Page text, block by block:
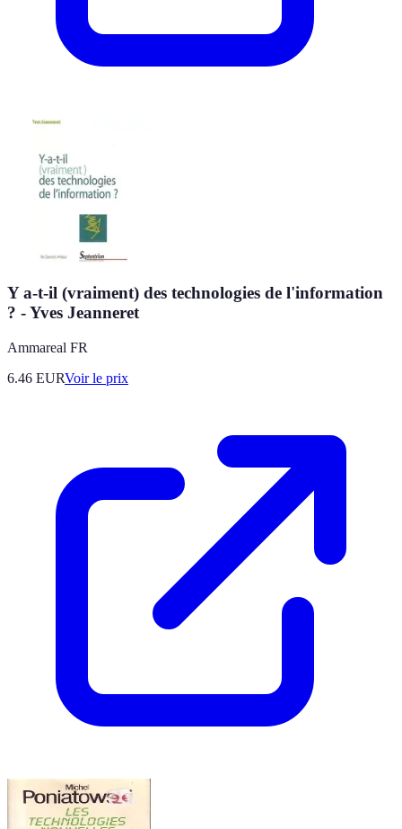
Y a-t-il (vraiment) des technologies de l'information
? - Yves Jeanneret
Ammareal FR
6.46 EURVoir le prix